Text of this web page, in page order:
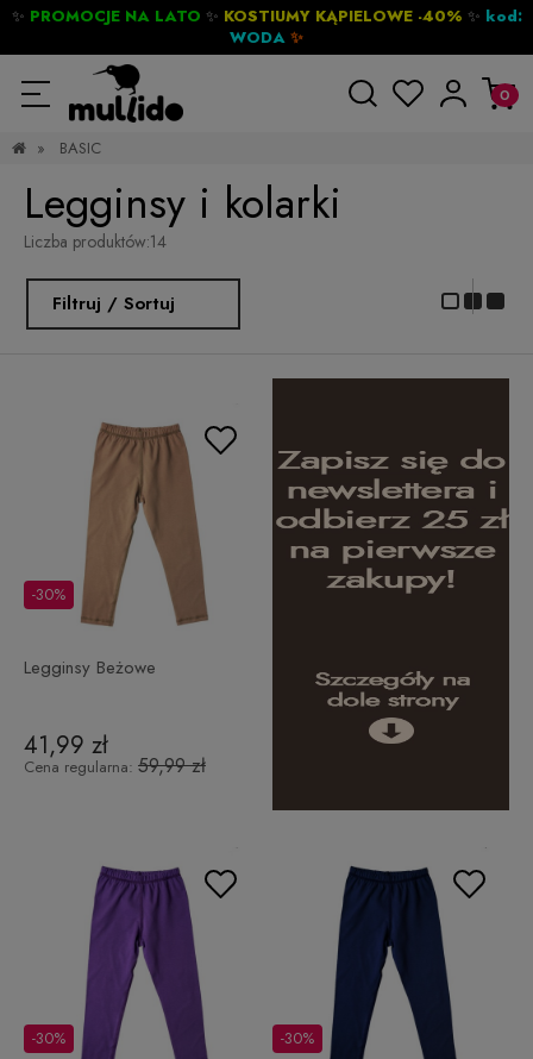
✨ PROMOCJE NA LATO ✨ KOSTIUMY KĄPIELOWE -40% ✨ kod:
WODA ✨
» BASIC
Legginsy i kolarki
Liczba produktów:14
Filtruj / Sortuj
Legginsy Beżowe
41,99 zł
-30%
Cena regularna: 59,99 zł
-30% -30%